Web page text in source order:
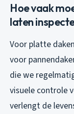
Hoe vaak
laten
Voor platte
voor
die we
visuele controle
verlengt de